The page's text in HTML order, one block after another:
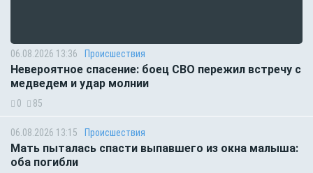
06.08.2026 13:36 Происшествия
Невероятное спасение: боец СВО пережил встречу с
медведем и удар молнии
0 85
06.08.2026 13:15 Происшествия
Мать пыталась спасти выпавшего из окна малыша:
оба погибли